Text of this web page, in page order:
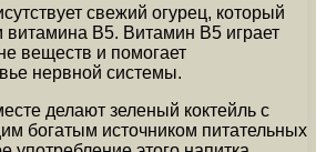
свежий огурец, который
витамина B5. Витамин B5 играет
веществ и помогает
нервной системы.
делают зеленый коктейль с
богатым источником питательных